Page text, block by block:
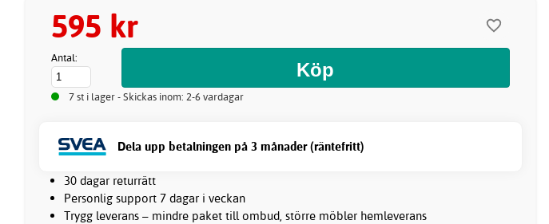
595 kr
Antal:
7 st i lager - Skickas inom: 2-6 vardagar
Dela upp betalningen på 3 månader (räntefritt)
30 dagar returrätt
Personlig support 7 dagar i veckan
Trygg leverans – mindre paket till ombud, större möbler hemleverans